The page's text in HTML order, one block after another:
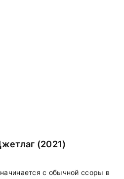
(2021)
с обычной ссоры в